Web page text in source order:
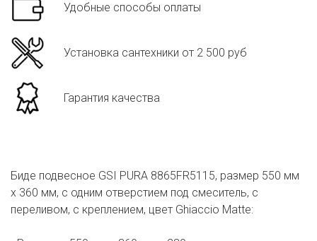
Удобные способы оплаты
Установка сантехники от 2 500 руб
Гарантия качества
Биде подвесное GSI PURA 8865FR5115, размер 550 мм
х 360 мм, с одним отверстием под смеситель, с
переливом, с креплением, цвет Ghiaccio Matte: